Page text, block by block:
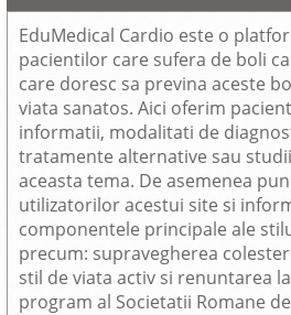
EduMedical Cardio este o
pacientilor care sufera de boli
care doresc sa previna aceste
viata sanatos. Aici oferim
informatii, modalitati de
tratamente alternative sau
aceasta tema. De asemenea
utilizatorilor acestui site si
componentele principale ale
precum: supravegherea
stil de viata activ si renuntarea
program al Societatii Romane